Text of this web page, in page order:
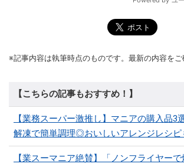
※記事内容は執筆時点のものです。最新の内容をご
【こちらの記事もおすすめ！】
【業務スーパー激推し】マニアの購入品3
解凍で簡単調理◎おいしいアレンジレシピ
【業スーマニア絶賛】「ノンフライヤー